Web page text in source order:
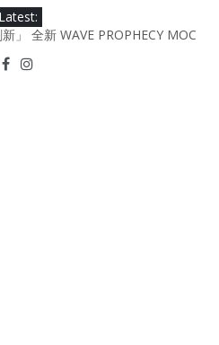
Latest:
」 全新 WAVE PROPHECY MOC
鞋升級登場 Curry USA 夢幻配色